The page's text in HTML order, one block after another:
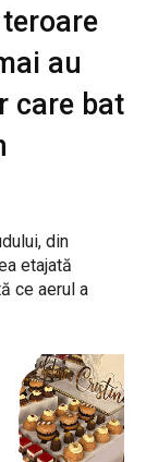
au
care bat
din
etajată
ce aerul a